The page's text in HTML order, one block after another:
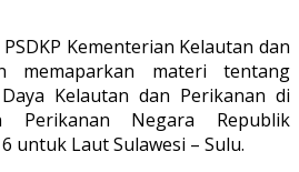
Kementerian Kelautan dan
memaparkan materi tentang
Kelautan dan Perikanan di
Perikanan Negara Republik
untuk Laut Sulawesi – Sulu.